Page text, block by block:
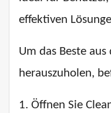
effektiven
Um das Beste aus
herauszuholen,
1. Öffnen Sie